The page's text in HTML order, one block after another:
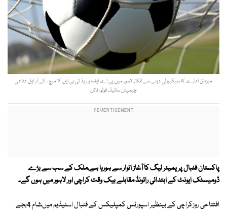
میزبان ادارے کا سیکیورٹی دینے سے انکار،لاہور میں پی اے ایف و زیڈ ٹی بی ایل کا میچ ، کے آر ایل دفاعی
چیمپئن سائیڈ۔ فوٹو: فائل
پاکستان فٹبال پریمیئر لیگ کا آغاز اتوار سے ہورہا ہے،ملک کے سب سے بڑے
ڈومیسٹک ایونٹ کے ابتدائی رائونڈ مقابلے بیک وقت کراچی اور لاہور میں ہوں گے۔
افتتاحی روزکراچی کے بینظیر اسپورٹس کمپلیکس کے فٹبال اسٹیڈیم میںشام 4بجے